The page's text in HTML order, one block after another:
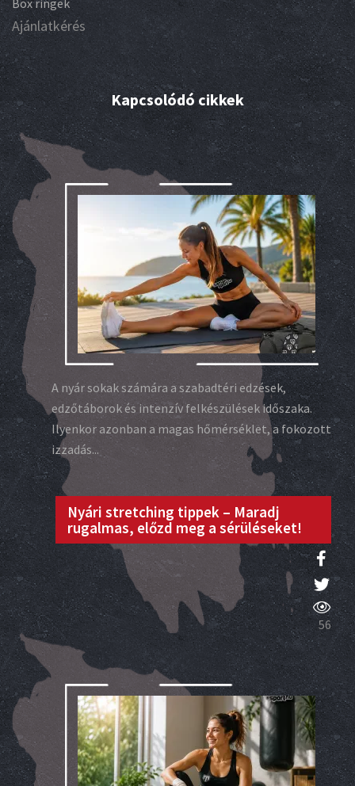
Box ringek
Ajánlatkérés
Kapcsolódó cikkek
A nyár sokak számára a szabadtéri edzések,
edzőtáborok és intenzív felkészülések időszaka.
Ilyenkor azonban a magas hőmérséklet, a fokozott
izzadás...
Nyári stretching tippek – Maradj
rugalmas, előzd meg a sérüléseket!
56